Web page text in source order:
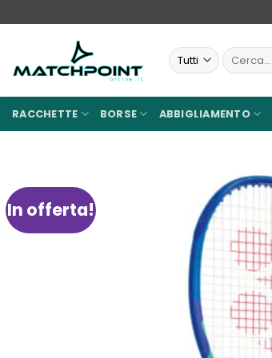
ai
Cerca:
RACCHETTE BORSE ABBIGLIAMENTO
In offerta!